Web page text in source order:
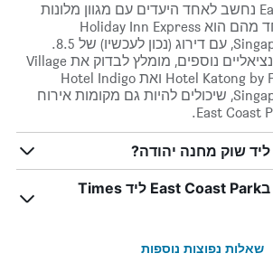
היעד East Coast Park נחשב לאחד היעדים עם מגוון מלונות
בעלי דירוג גבוה, אחד מהם הוא Holiday Inn Express
Singapore Katong By IHG, עם דירוג (נכון לעכשיו) של 8.5.
למקומות אירוח פוטנציאליים נוספים, מומלץ לבדוק את Village
Hotel Katong by Far East Hospitality ואת Hotel Indigo
Singapore Katong By IHG, שיכולים להיות גם מקומות אירוח
שוק מחנה יהודה?
המלצה למלון טוב בEast Coast Park ליד Times
שאלות נפוצות נוספות